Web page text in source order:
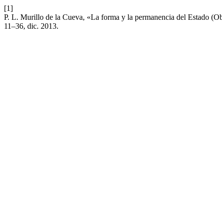
[1]
P. L. Murillo de la Cueva, «La forma y la permanencia del Estado
11–36, dic. 2013.